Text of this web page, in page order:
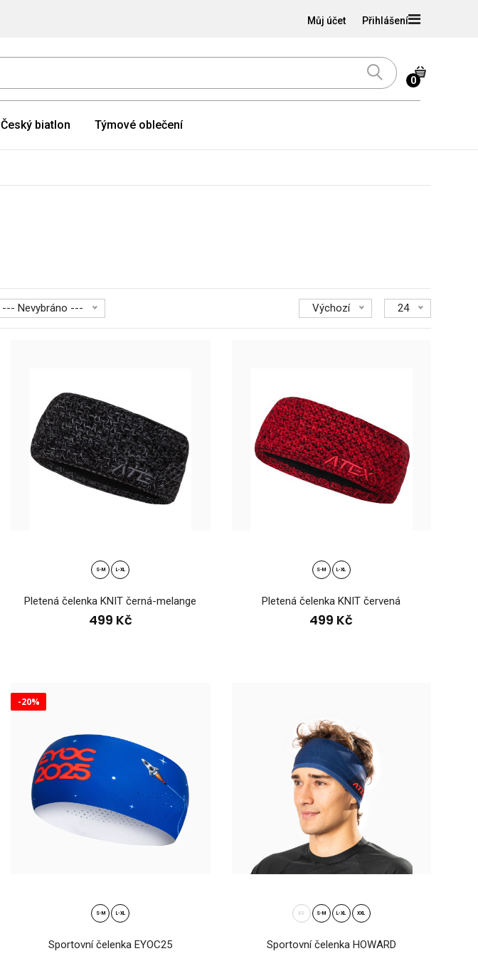
Přihlášení
Můj účet
0
Český biatlon Týmové oblečení
--- Nevybráno --- Výchozí 24
příležitosti Mistrovství Ev..
Pletená čelenka KNIT černá-melangePohodlná zimní pletená čelenka KNIT ve dvou
S-M L-XL
Pletená čelenka KNIT černá-melange
499 Kč
S-M L-XL
Pletená čelenka KNIT červená
499 Kč
-20%
S-M L-XL
Sportovní čelenka EYOC25
XS S-M L-XL XXL
Sportovní čelenka HOWARD